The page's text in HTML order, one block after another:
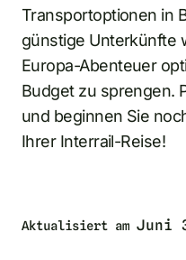
Transportoptionen in
günstige Unterkünfte
Europa-Abenteuer
Budget zu sprengen.
und beginnen Sie
Ihrer Interrail-Reise!
Aktualisiert am Juni